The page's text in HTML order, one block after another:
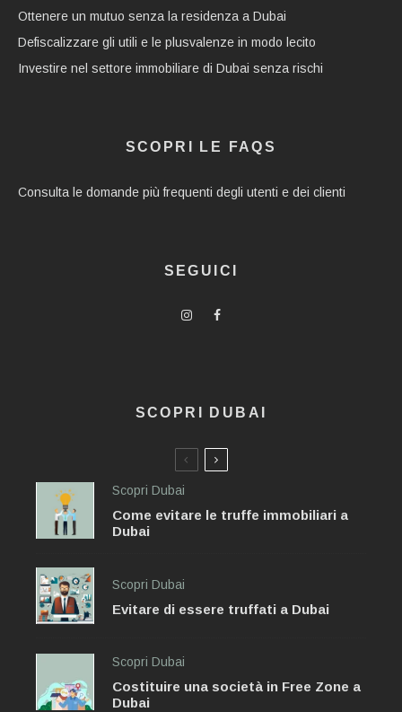
Ottenere un mutuo senza la residenza a Dubai
Defiscalizzare gli utili e le plusvalenze in modo lecito
Investire nel settore immobiliare di Dubai senza rischi
SCOPRI LE FAQS
Consulta le domande più frequenti degli utenti e dei clienti
SEGUICI
SCOPRI DUBAI
Scopri Dubai
Come evitare le truffe immobiliari a
Dubai
Scopri Dubai
Evitare di essere truffati a Dubai
Scopri Dubai
Costituire una società in Free Zone a
Dubai